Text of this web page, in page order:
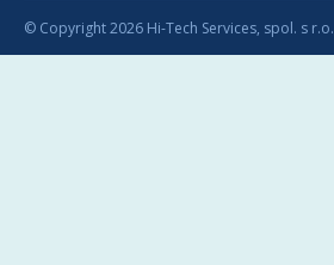
© Copyright 2026 Hi-Tech Services, spol. s r.o.